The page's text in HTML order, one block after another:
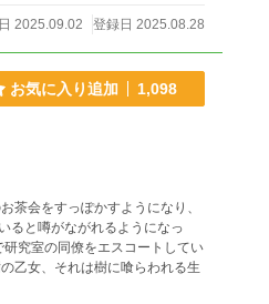
2025.09.02 登録日 2025.08.28
お気に入り追加 1,098